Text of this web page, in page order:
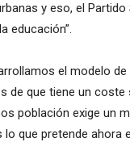
y eso, el
educación”.
el modelo
que tiene un coste
población exige un
que pretende ahora